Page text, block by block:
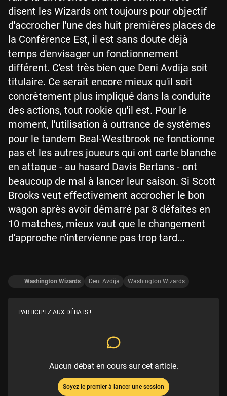
disent les Wizards ont toujours pour objectif
d'accrocher l'une des huit premières places de
la Conférence Est, il est sans doute déjà
temps d'envisager un fonctionnement
différent. C'est très bien que Deni Avdija soit
titulaire. Ce serait encore mieux qu'il soit
concrètement plus impliqué dans la conduite
des actions, tout rookie qu'il est. Pour le
moment, l'utilisation à outrance de systèmes
pour le tandem Beal-Westbrook ne fonctionne
pas et les autres joueurs qui ont carte blanche
en attaque - au hasard Davis Bertans - ont
beaucoup de mal à lancer leur saison. Si Scott
Brooks veut effectivement accrocher le bon
wagon après avoir démarré par 8 défaites en
10 matches, mieux vaut que le changement
d'approche n'intervienne pas trop tard...
Washington Wizards Deni Avdija Washington Wizards
PARTICIPEZ AUX DÉBATS !
Aucun débat en cours sur cet article.
Soyez le premier à lancer une session